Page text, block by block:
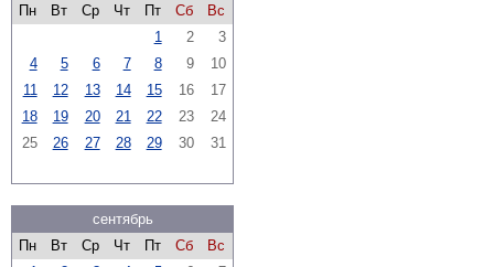
Пн
Вт Ср Чт Пт Сб
Вс
1
2
3
4
5 6 7 8 9
10
11
12 13 14 15 16
17
18
19 20 21 22 23
24
25
26 27 28 29 30 31
сентябрь
Пн
Вт Ср Чт Пт Сб
Вс